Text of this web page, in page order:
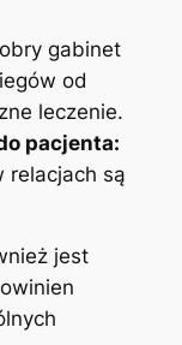
gabinet
od
leczenie.
pacjenta:
relacjach są
jest